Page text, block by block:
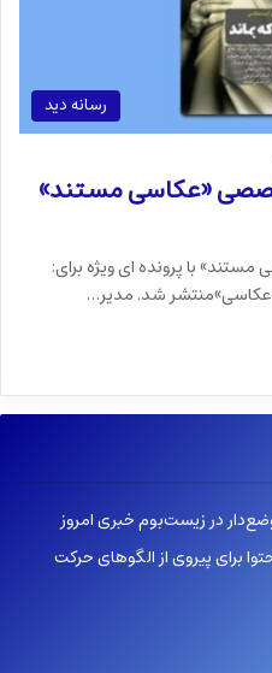
رسانه دید
«عکاسی مستند»
با پرونده ای ویژه برای:
عکاسی»منتشر شد. مدیر…
در زیست‌بوم خبری امروز
برای پیروی از الگوهای حرکت